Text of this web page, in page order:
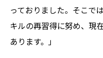
っておりました。そこで
キルの再習得に努め、現
あります。」